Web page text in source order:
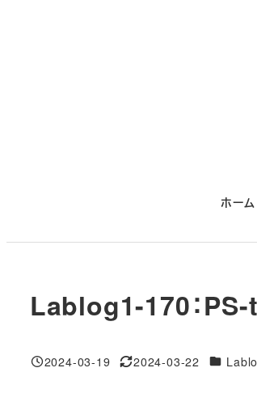
ホーム
Lablog1-170：
投稿日
2024-03-19
更新日
2024-03-22 対象DB